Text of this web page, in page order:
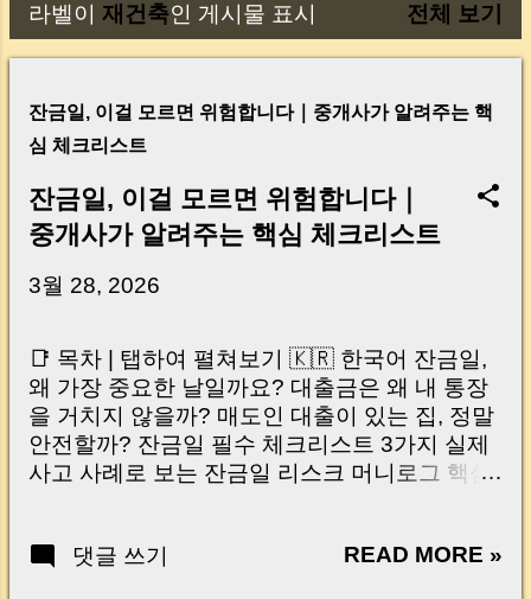
글
라벨이 재건축인 게시물 표시 전체 보기
잔금일, 이걸 모르면 위험합니다｜중개사가 알려주는 핵
심 체크리스트
잔금일, 이걸 모르면 위험합니다｜
중개사가 알려주는 핵심 체크리스트
3월 28, 2026
📑 목차 | 탭하여 펼쳐보기 🇰🇷 한국어 잔금일,
왜 가장 중요한 날일까요? 대출금은 왜 내 통장
을 거치지 않을까? 매도인 대출이 있는 집, 정말
안전할까? 잔금일 필수 체크리스트 3가지 실제
사고 사례로 보는 잔금일 리스크 머니로그 핵심
Your Account Is It Safe If the Seller Has a
댓글 쓰기 READ MORE »